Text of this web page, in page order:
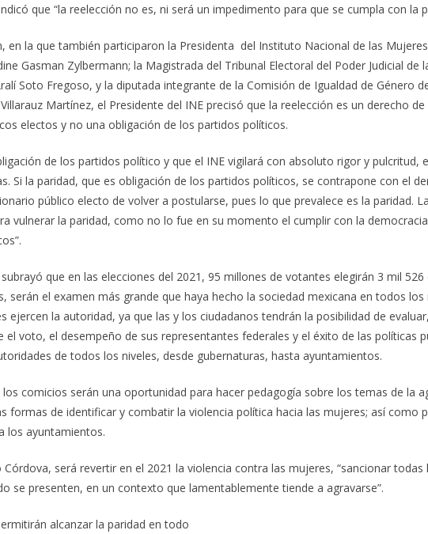
que “la reelección no es, ni será un impedimento para que se cumpla con la
en la que también participaron la Presidenta del Instituto Nacional de las Mujeres
Gasman Zylbermann; la Magistrada del Tribunal Electoral del Poder Judicial de
Soto Fregoso, y la diputada integrante de la Comisión de Igualdad de Género
Martínez, el Presidente del INE precisó que la reelección es un derecho de
electos y no una obligación de los partidos políticos.
de los partidos político y que el INE vigilará con absoluto rigor y pulcritud,
Si la paridad, que es obligación de los partidos políticos, se contrapone con el
público electo de volver a postularse, pues lo que prevalece es la paridad.
vulnerar la paridad, como no lo fue en su momento el cumplir con la
que en las elecciones del 2021, 95 millones de votantes elegirán 3 mil 526
serán el examen más grande que haya hecho la sociedad mexicana en todos los
ejercen la autoridad, ya que las y los ciudadanos tendrán la posibilidad de
el voto, el desempeño de sus representantes federales y el éxito de las políticas
de todos los niveles, desde gubernaturas, hasta ayuntamientos.
comicios serán una oportunidad para hacer pedagogía sobre los temas de la
formas de identificar y combatir la violencia política hacia las mujeres; así como
los ayuntamientos.
Córdova, será revertir en el 2021 la violencia contra las mujeres, “sancionar todas
se presenten, en un contexto que lamentablemente tiende a agravarse”.
alcanzar la paridad en todo